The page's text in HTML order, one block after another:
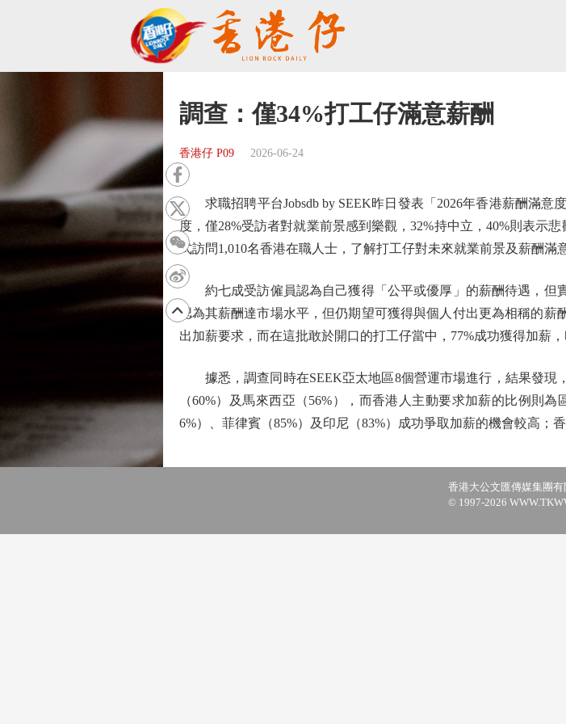
調查：僅34%打工仔滿意薪酬
香港仔 P09 2026-06-24
求職招聘平台Jobsdb by SEEK昨日發表「2026年香港薪酬滿意
度，僅28%受訪者對就業前景感到樂觀，32%持中立，40%則表示
式訪問1,010名香港在職人士，了解打工仔對未來就業前景及薪酬滿
約七成受訪僱員認為自己獲得「公平或優厚」的薪酬待遇，但
認為其薪酬達市場水平，但仍期望可獲得與個人付出更為相稱的薪
出加薪要求，而在這批敢於開口的打工仔當中，77%成功獲得加薪
據悉，調查同時在SEEK亞太地區8個營運市場進行，結果發現
（60%）及馬來西亞（56%），而香港人主動要求加薪的比例則
6%）、菲律賓（85%）及印尼（83%）成功爭取加薪的機會較高；
香港大公文匯傳媒集團
© 1997-2026